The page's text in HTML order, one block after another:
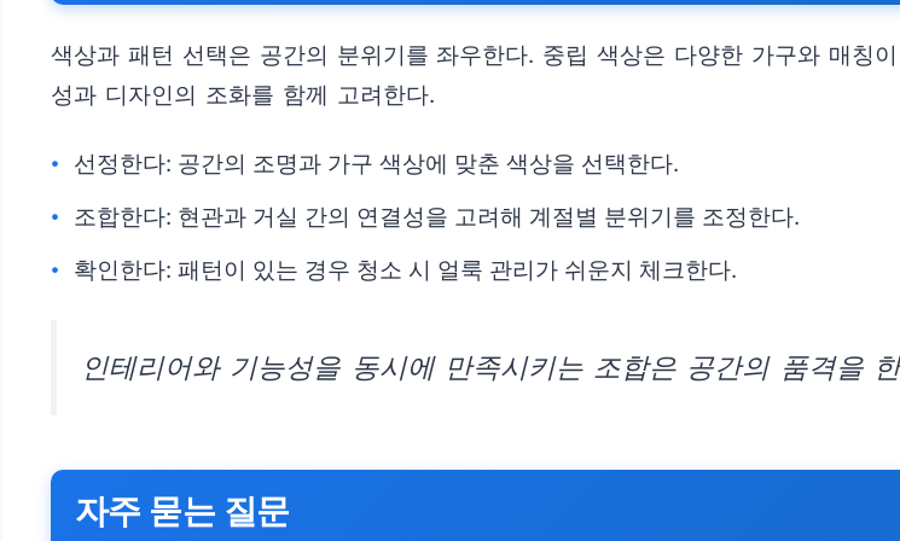
색상과 패턴 선택은 공간의 분위기를 좌우한다. 중립 색상은 다양한 가구와 매칭
성과 디자인의 조화를 함께 고려한다.
선정한다: 공간의 조명과 가구 색상에 맞춘 색상을 선택한다.
조합한다: 현관과 거실 간의 연결성을 고려해 계절별 분위기를 조정한다.
확인한다: 패턴이 있는 경우 청소 시 얼룩 관리가 쉬운지 체크한다.
인테리어와 기능성을 동시에 만족시키는 조합은 공간의 품격을
자주 묻는 질문